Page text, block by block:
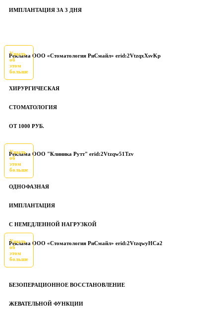
ИМПЛАНТАЦИЯ ЗА 3 ДНЯ
Реклама ООО «Стоматология РиСмайл» erid:2VtzqxXsvKp
Узнать
об
этом
больше
ХИРУРГИЧЕСКАЯ
СТОМАТОЛОГИЯ
ОТ 1000 РУБ.
Реклама ООО "Клиника Рутт" erid:2Vtzqw51Tzv
Узнать
об
этом
больше
ОДНОФАЗНАЯ
ИМПЛАНТАЦИЯ
С НЕМЕДЛЕННОЙ НАГРУЗКОЙ
Реклама ООО «Стоматология РиСмайл» erid:2VtzqwyHCa2
Узнать
об
этом
больше
БЕЗОПЕРАЦИОННОЕ ВОССТАНОВЛЕНИЕ
ЖЕВАТЕЛЬНОЙ ФУНКЦИИ